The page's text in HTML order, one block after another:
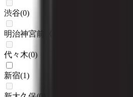
渋谷(0)
明治神宮前〈原宿〉
代々木(0)
新宿(1)